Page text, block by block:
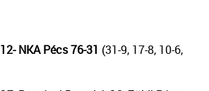
NKA Pécs 76-31 (31-9, 17-8, 10-6,